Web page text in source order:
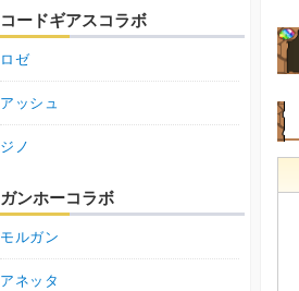
コードギアスコラボ
ロゼ
アッシュ
ジノ
ガンホーコラボ
モルガン
アネッタ